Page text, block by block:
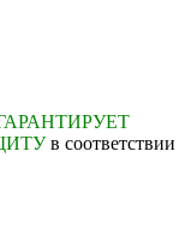
в соответствии